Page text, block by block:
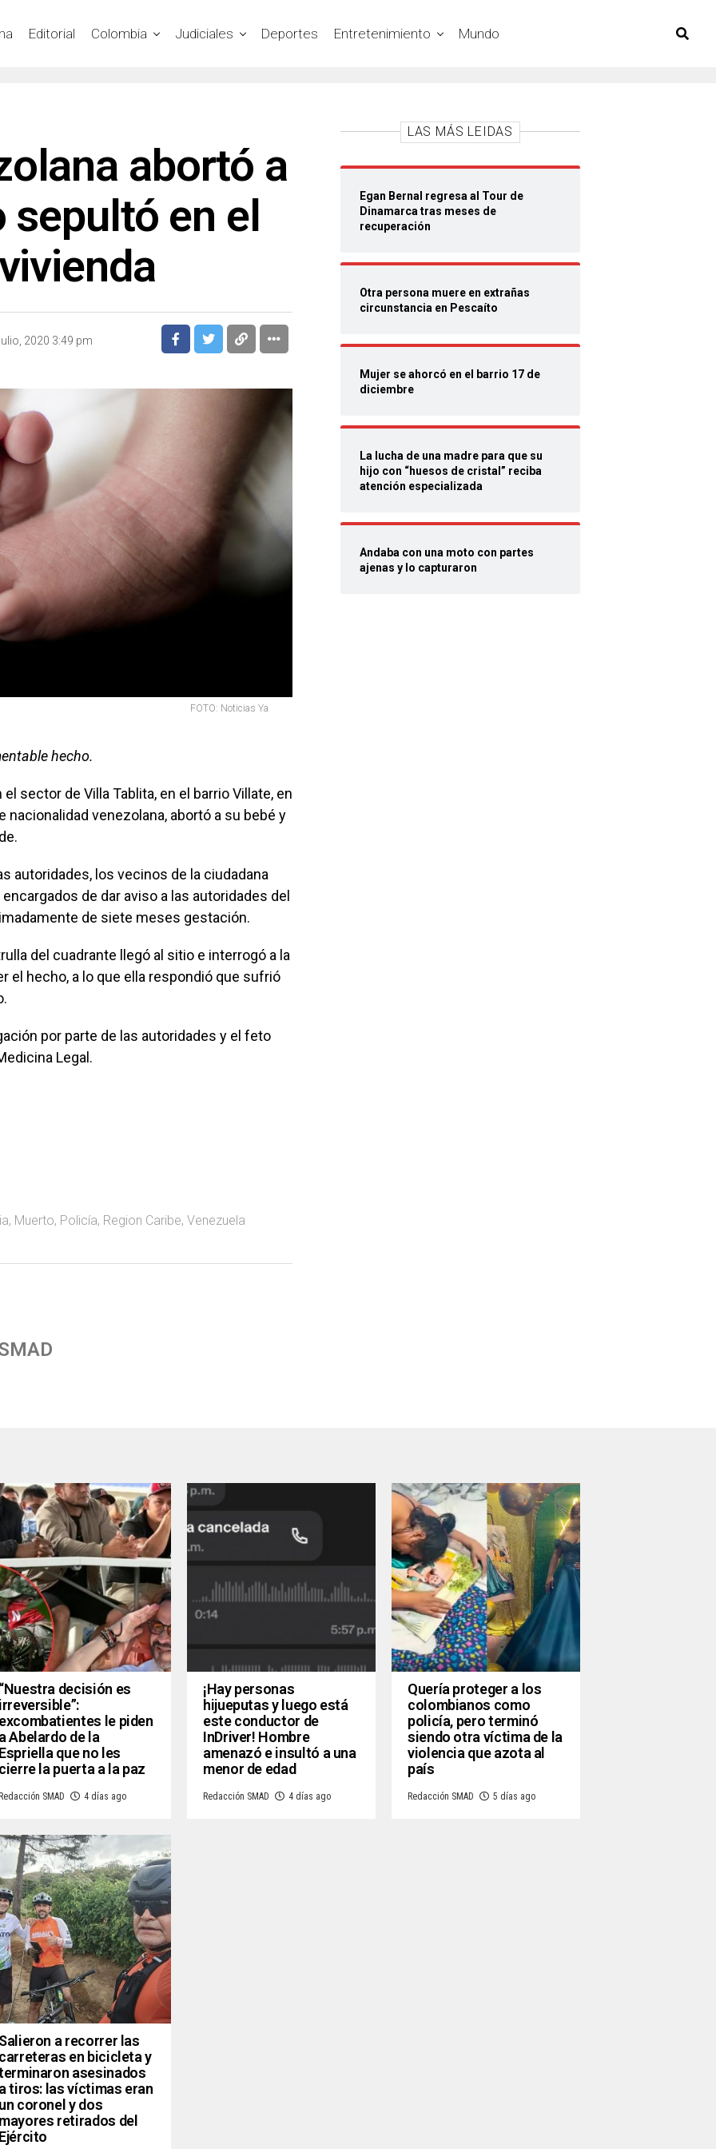
Editorial Colombia Judiciales Deportes Entretenimiento Mundo
abortó a
sepultó en el
2020 3:49 pm
FOTO: Noticias Ya
hecho.
sector de Villa Tablita, en el barrio Villate, en
nacionalidad venezolana, abortó a su bebé y
autoridades, los vecinos de la ciudadana
de dar aviso a las autoridades del
de siete meses gestación.
del cuadrante llegó al sitio e interrogó a la
el hecho, a lo que ella respondió que sufrió
por parte de las autoridades y el feto
Legal.
, Muerto, Policía, Region Caribe, Venezuela
LAS MÁS LEIDAS
Egan Bernal regresa al Tour de
Dinamarca tras meses de
recuperación
Otra persona muere en extrañas
circunstancia en Pescaíto
Mujer se ahorcó en el barrio 17 de
diciembre
La lucha de una madre para que su
hijo con “huesos de cristal” reciba
atención especializada
Andaba con una moto con partes
ajenas y lo capturaron
“Nuestra decisión es
irreversible”:
excombatientes le piden
a Abelardo de la
Espriella que no les
cierre la puerta a la paz
Redacción SMAD 4 días ago
¡Hay personas
hijueputas y luego está
este conductor de
InDriver! Hombre
amenazó e insultó a una
menor de edad
Redacción SMAD 4 días ago
Quería proteger a los
colombianos como
policía, pero terminó
siendo otra víctima de la
violencia que azota al
país
Redacción SMAD 5 días ago
Salieron a recorrer las
carreteras en bicicleta y
asesinados
a tiros: las víctimas eran
un coronel y dos
mayores retirados del
Ejército